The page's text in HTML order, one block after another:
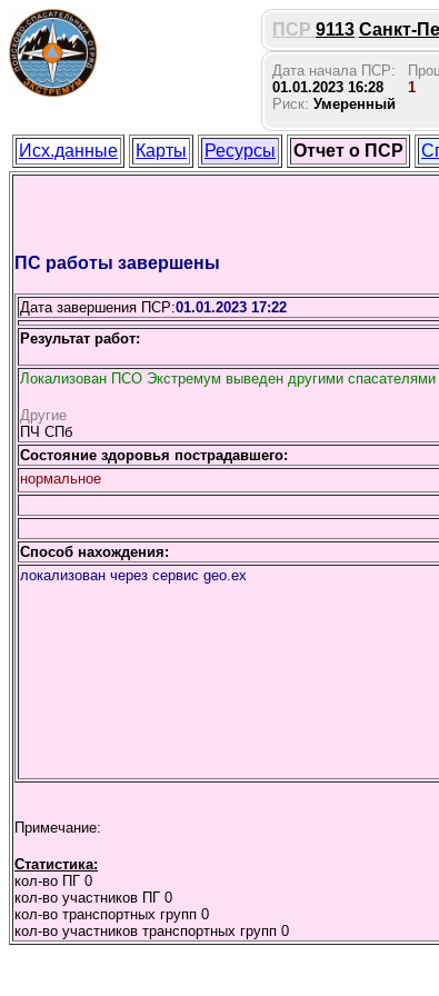
ПСР 9113 Санкт-
Дата начала ПСР:
01.01.2023 16:28
Риск: Умеренный
1
Исх.данные Карты Ресурсы Отчет о ПСР
ПС работы завершены
Дата завершения ПСР:01.01.2023 17:22
Результат работ:
Локализован ПСО Экстремум выведен другими спасателями
Другие
ПЧ СПб
Состояние здоровья пострадавшего:
нормальное
Способ нахождения:
локализован через сервис geo.ex
Примечание:
Статистика:
кол-во ПГ 0
кол-во участников ПГ 0
кол-во транспортных групп 0
кол-во участников транспортных групп 0